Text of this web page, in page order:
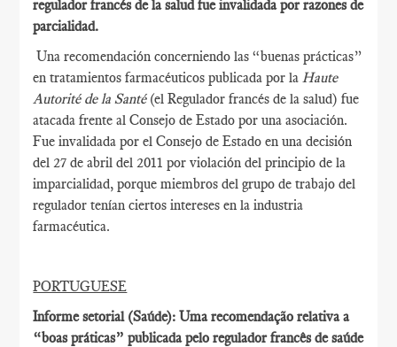
regulador francés de la salud fue invalidada por razones de
parcialidad.
Una recomendación concerniendo las “buenas prácticas”
en tratamientos farmacéuticos publicada por laHaute
Autorité de la Santé (el Regulador francés de la salud) fue
atacada frente al Consejo de Estado por una asociación.
Fue invalidada por el Consejo de Estado en una decisión
del 27 de abril del 2011 por violación del principio de la
imparcialidad, porque miembros del grupo de trabajo del
regulador tenían ciertos intereses en la industria
farmacéutica.
PORTUGUESE
Informe setorial (Saúde): Uma recomendação relativa a
“boas práticas” publicada pelo regulador francês de saúde